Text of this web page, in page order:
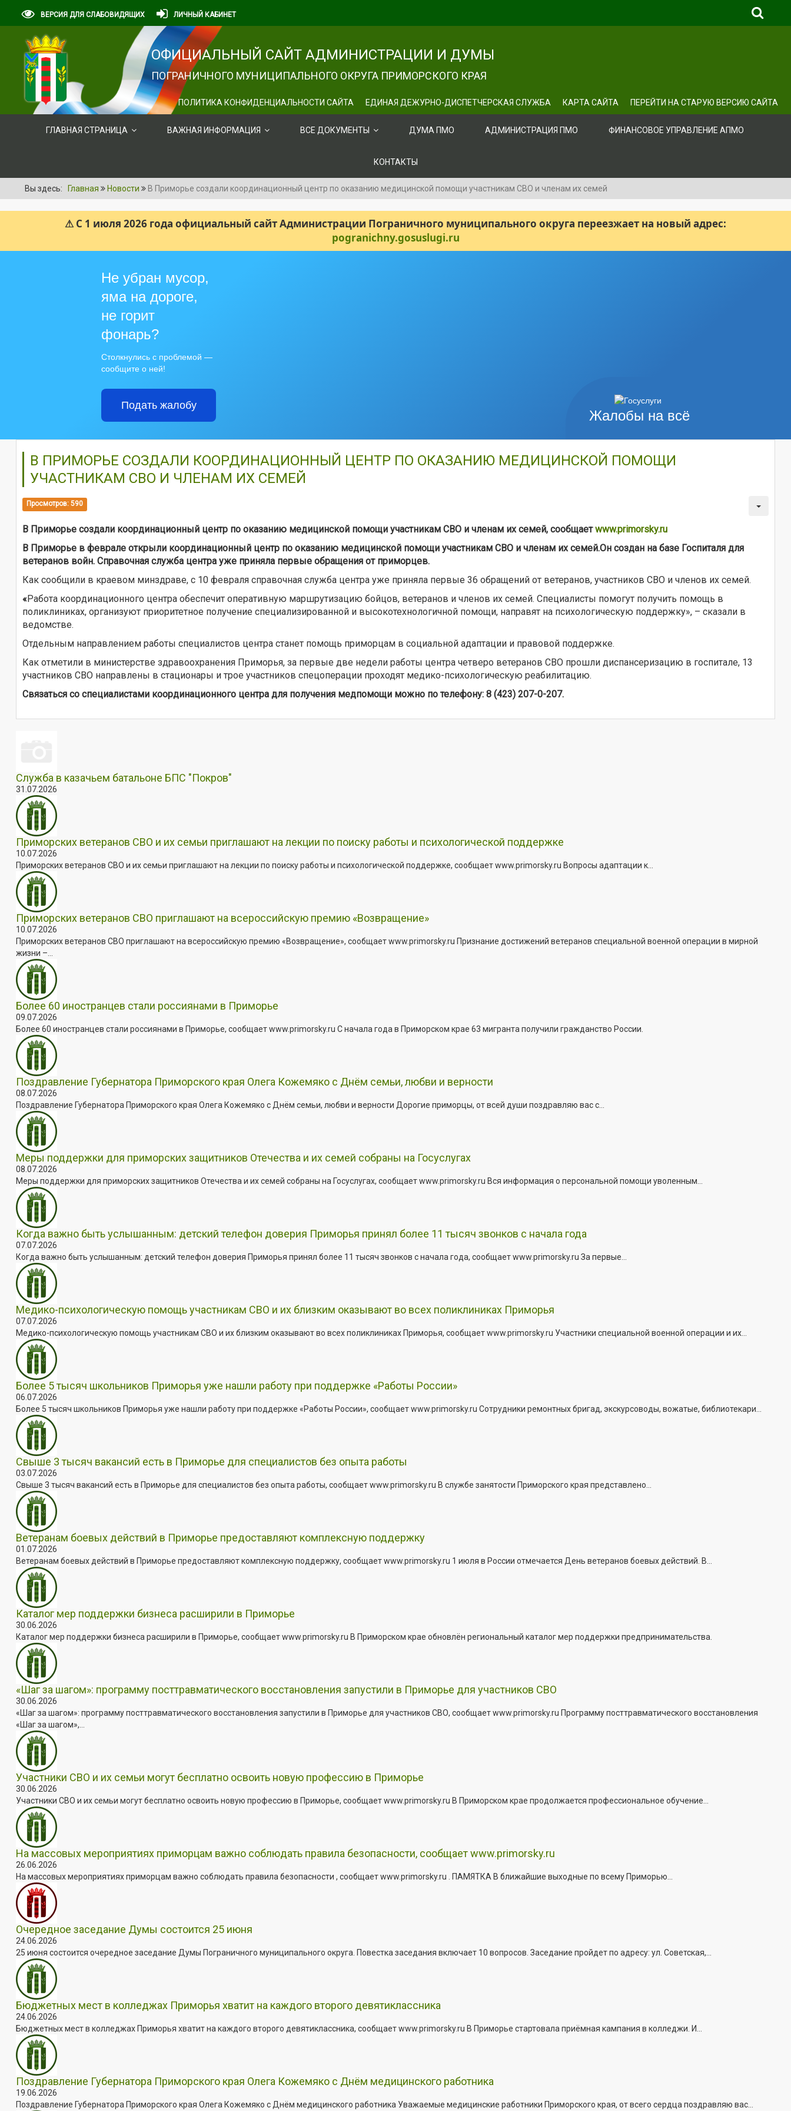
ВЕРСИЯ ДЛЯ СЛАБОВИДЯЩИХ ЛИЧНЫЙ КАБИНЕТ
ОФИЦИАЛЬНЫЙ САЙТ АДМИНИСТРАЦИИ И ДУМЫ
ПОГРАНИЧНОГО МУНИЦИПАЛЬНОГО ОКРУГА ПРИМОРСКОГО КРАЯ
ПОЛИТИКА КОНФИДЕНЦИАЛЬНОСТИ САЙТА ЕДИНАЯ ДЕЖУРНО-ДИСПЕТЧЕРСКАЯ СЛУЖБА КАРТА САЙТА ПЕРЕЙТИ НА СТАРУЮ ВЕРСИЮ САЙТА
ГЛАВНАЯ СТРАНИЦА ВАЖНАЯ ИНФОРМАЦИЯ ВСЕ ДОКУМЕНТЫ ДУМА ПМО АДМИНИСТРАЦИЯ ПМО ФИНАНСОВОЕ УПРАВЛЕНИЕ АПМО
КОНТАКТЫ
Вы здесь: Главная Новости В Приморье создали координационный центр по оказанию медицинской помощи участникам СВО и членам их семей
⚠ С 1 июля 2026 года официальный сайт Администрации Пограничного муниципального округа переезжает на новый адрес:
pogranichny.gosuslugi.ru
Жалобы на всё
Не убран мусор,
яма на дороге,
не горит
фонарь?
Столкнулись с проблемой —
сообщите о ней!
Подать жалобу
В ПРИМОРЬЕ СОЗДАЛИ КООРДИНАЦИОННЫЙ ЦЕНТР ПО ОКАЗАНИЮ МЕДИЦИНСКОЙ ПОМОЩИ
УЧАСТНИКАМ СВО И ЧЛЕНАМ ИХ СЕМЕЙ
Просмотров: 590
В Приморье создали координационный центр по оказанию медицинской помощи участникам СВО и членам их семей, сообщаетwww.primorsky.ru
В Приморье в феврале открыли координационный центр по оказанию медицинской помощи участникам СВО и членам их семей.Он создан на базе Госпиталя для
ветеранов войн. Справочная служба центра уже приняла первые обращения от приморцев.
Как сообщили в краевом минздраве, с 10 февраля справочная служба центра уже приняла первые 36 обращений от ветеранов, участников СВО и членов их семей.
«Работа координационного центра обеспечит оперативную маршрутизацию бойцов, ветеранов и членов их семей. Специалисты помогут получить помощь в
поликлиниках, организуют приоритетное получение специализированной и высокотехнологичной помощи, направят на психологическую поддержку», – сказали в
ведомстве.
Отдельным направлением работы специалистов центра станет помощь приморцам в социальной адаптации и правовой поддержке.
Как отметили в министерстве здравоохранения Приморья, за первые две недели работы центра четверо ветеранов СВО прошли диспансеризацию в госпитале, 13
участников СВО направлены в стационары и трое участников спецоперации проходят медико-психологическую реабилитацию.
Связаться со специалистами координационного центра для получения медпомощи можно по телефону: 8 (423) 207-0-207.
Служба в казачьем батальоне БПС "Покров"
31.07.2026
Приморских ветеранов СВО и их семьи приглашают на лекции по поиску работы и психологической поддержке
10.07.2026
Приморских ветеранов СВО и их семьи приглашают на лекции по поиску работы и психологической поддержке, сообщает www.primorsky.ru Вопросы адаптации к...
Приморских ветеранов СВО приглашают на всероссийскую премию «Возвращение»
10.07.2026
Приморских ветеранов СВО приглашают на всероссийскую премию «Возвращение», сообщает www.primorsky.ru Признание достижений ветеранов специальной военной операции в мирной
жизни –...
Более 60 иностранцев стали россиянами в Приморье
09.07.2026
Более 60 иностранцев стали россиянами в Приморье, сообщает www.primorsky.ru С начала года в Приморском крае 63 мигранта получили гражданство России.
Поздравление Губернатора Приморского края Олега Кожемяко с Днём семьи, любви и верности
08.07.2026
Поздравление Губернатора Приморского края Олега Кожемяко с Днём семьи, любви и верности Дорогие приморцы, от всей души поздравляю вас с...
Меры поддержки для приморских защитников Отечества и их семей собраны на Госуслугах
08.07.2026
Меры поддержки для приморских защитников Отечества и их семей собраны на Госуслугах, сообщает www.primorsky.ru Вся информация о персональной помощи уволенным...
Когда важно быть услышанным: детский телефон доверия Приморья принял более 11 тысяч звонков с начала года
07.07.2026
Когда важно быть услышанным: детский телефон доверия Приморья принял более 11 тысяч звонков с начала года, сообщает www.primorsky.ru За первые...
Медико-психологическую помощь участникам СВО и их близким оказывают во всех поликлиниках Приморья
07.07.2026
Медико-психологическую помощь участникам СВО и их близким оказывают во всех поликлиниках Приморья, сообщает www.primorsky.ru Участники специальной военной операции и их...
Более 5 тысяч школьников Приморья уже нашли работу при поддержке «Работы России»
06.07.2026
Более 5 тысяч школьников Приморья уже нашли работу при поддержке «Работы России», сообщает www.primorsky.ru Сотрудники ремонтных бригад, экскурсоводы, вожатые, библиотекари...
Свыше 3 тысяч вакансий есть в Приморье для специалистов без опыта работы
03.07.2026
Свыше 3 тысяч вакансий есть в Приморье для специалистов без опыта работы, сообщает www.primorsky.ru В службе занятости Приморского края представлено...
Ветеранам боевых действий в Приморье предоставляют комплексную поддержку
01.07.2026
Ветеранам боевых действий в Приморье предоставляют комплексную поддержку, сообщает www.primorsky.ru 1 июля в России отмечается День ветеранов боевых действий. В...
Каталог мер поддержки бизнеса расширили в Приморье
30.06.2026
Каталог мер поддержки бизнеса расширили в Приморье, сообщает www.primorsky.ru В Приморском крае обновлён региональный каталог мер поддержки предпринимательства.
«Шаг за шагом»: программу посттравматического восстановления запустили в Приморье для участников СВО
30.06.2026
«Шаг за шагом»: программу посттравматического восстановления запустили в Приморье для участников СВО, сообщает www.primorsky.ru Программу посттравматического восстановления
«Шаг за шагом»,...
Участники СВО и их семьи могут бесплатно освоить новую профессию в Приморье
30.06.2026
Участники СВО и их семьи могут бесплатно освоить новую профессию в Приморье, сообщает www.primorsky.ru В Приморском крае продолжается профессиональное обучение...
На массовых мероприятиях приморцам важно соблюдать правила безопасности, сообщает www.primorsky.ru
26.06.2026
На массовых мероприятиях приморцам важно соблюдать правила безопасности , сообщает www.primorsky.ru . ПАМЯТКА В ближайшие выходные по всему Приморью...
Очередное заседание Думы состоится 25 июня
24.06.2026
25 июня состоится очередное заседание Думы Пограничного муниципального округа. Повестка заседания включает 10 вопросов. Заседание пройдет по адресу: ул. Советская,...
Бюджетных мест в колледжах Приморья хватит на каждого второго девятиклассника
24.06.2026
Бюджетных мест в колледжах Приморья хватит на каждого второго девятиклассника, сообщает www.primorsky.ru В Приморье стартовала приёмная кампания в колледжи. И...
Поздравление Губернатора Приморского края Олега Кожемяко с Днём медицинского работника
19.06.2026
Поздравление Губернатора Приморского края Олега Кожемяко с Днём медицинского работника Уважаемые медицинские работники Приморского края, от всего сердца поздравляю вас...